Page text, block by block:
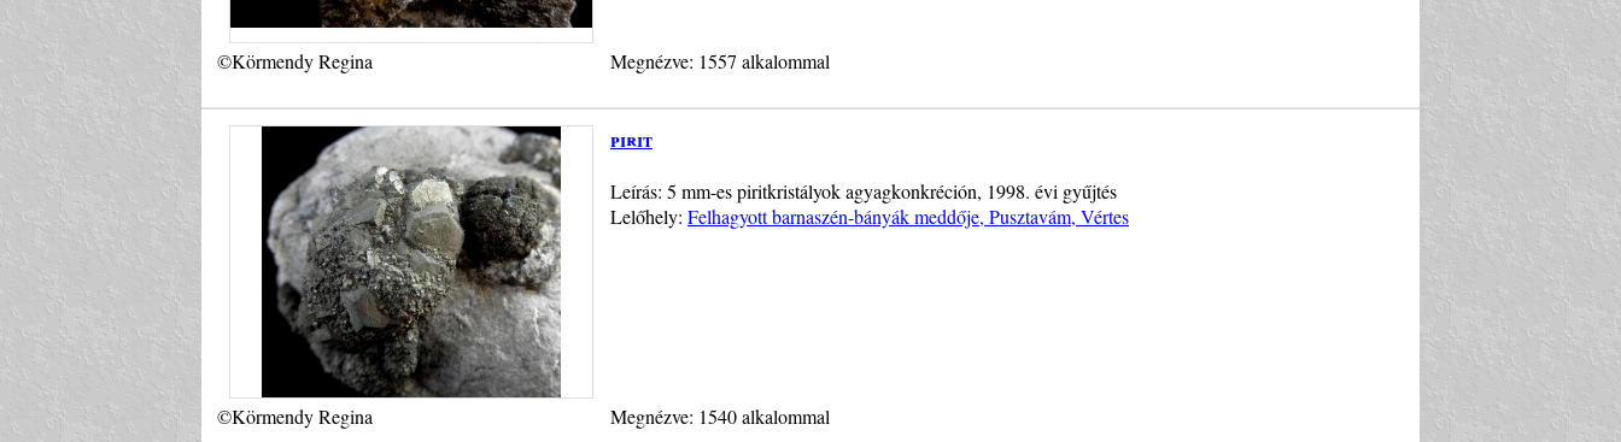
©Körmendy Regina Megnézve: 1557 alkalommal
pirit
Leírás: 5 mm-es piritkristályok agyagkonkréción, 1998. évi gyűjtés
Lelőhely: Felhagyott barnaszén-bányák meddője, Pusztavám, Vértes
©Körmendy Regina Megnézve: 1540 alkalommal